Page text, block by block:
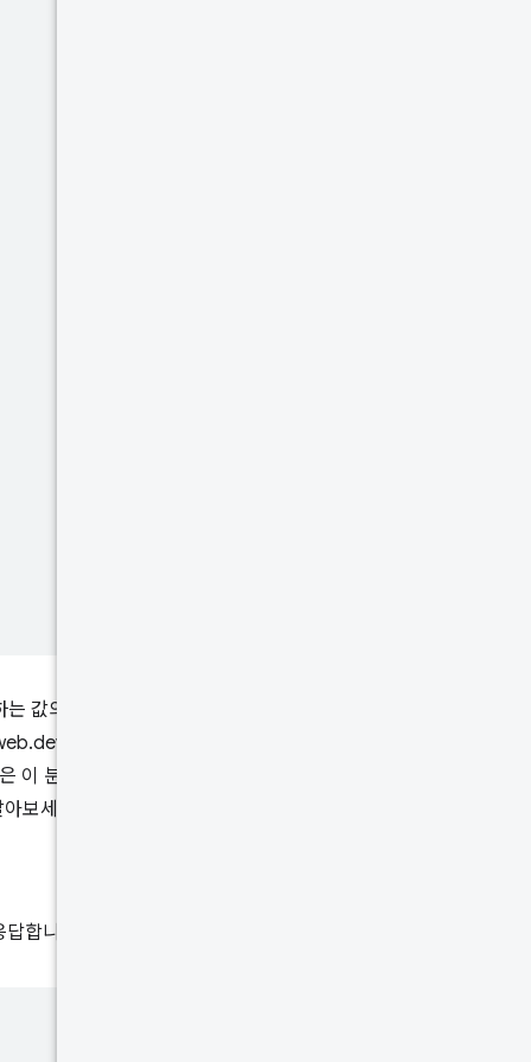
값의 범위를 나타냅니다.
페이지의 LCP 사용자 환
이 분포의 사용자 경험 중 75%
보세요.
합니다.